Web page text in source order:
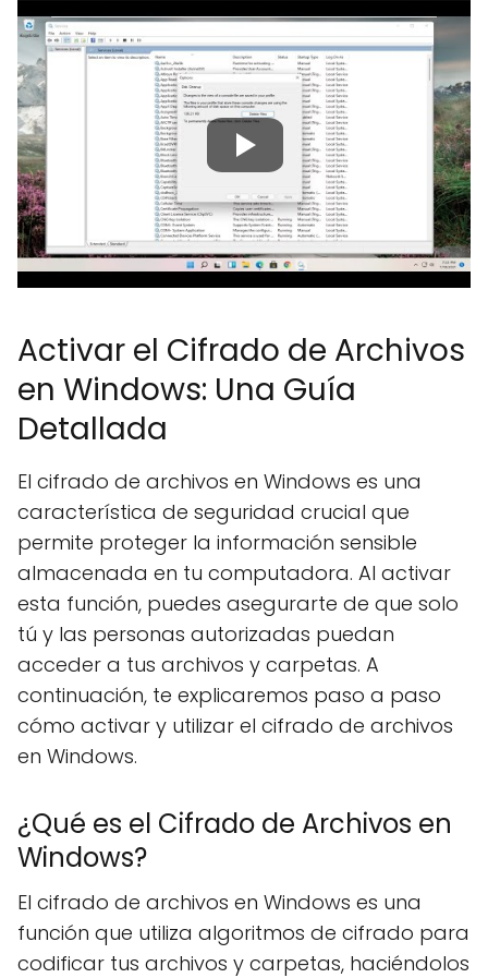
Activar el Cifrado de Archivos
en Windows: Una Guía
Detallada
El cifrado de archivos en Windows es una
característica de seguridad crucial que
permite proteger la información sensible
almacenada en tu computadora. Al activar
esta función, puedes asegurarte de que solo
tú y las personas autorizadas puedan
acceder a tus archivos y carpetas. A
continuación, te explicaremos paso a paso
cómo activar y utilizar el cifrado de archivos
en Windows.
¿Qué es el Cifrado de Archivos en
Windows?
El cifrado de archivos en Windows es una
función que utiliza algoritmos de cifrado para
codificar tus archivos y carpetas, haciéndolos